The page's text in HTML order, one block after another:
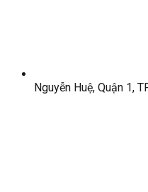
Nguyễn Huệ, Quận 1,